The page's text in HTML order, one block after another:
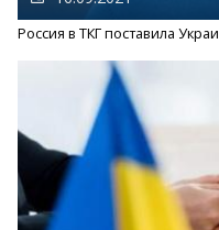
Россия в ТКГ поставила